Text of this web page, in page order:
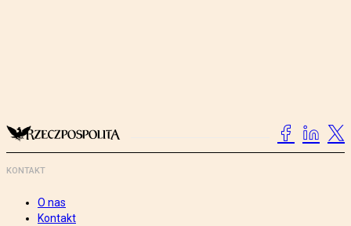
KONTAKT
O nas
Kontakt